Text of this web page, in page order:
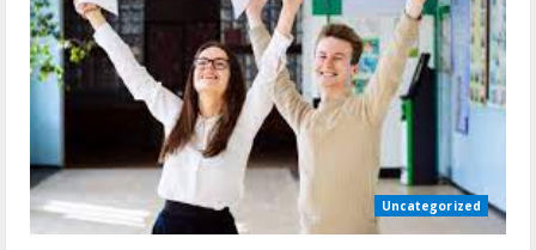
Uncategorized